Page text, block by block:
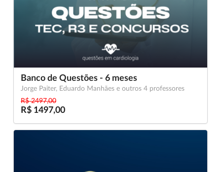
Banco de Questões - 6 meses
Jorge Paiter, Eduardo Manhães e outros 4 professores
R$ 2497,00
R$ 1497,00